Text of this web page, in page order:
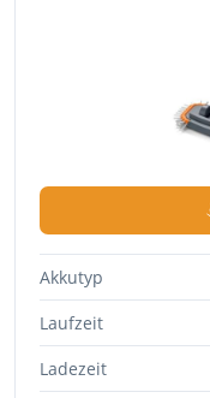
Akkutyp
Laufzeit
Ladezeit